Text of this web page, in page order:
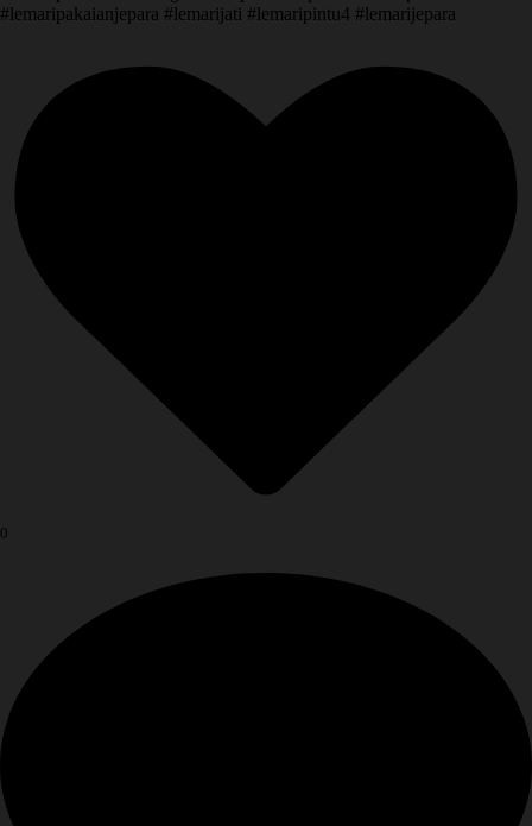
#lemaripakaianjepara #lemarijati #lemaripintu4 #lemarijepara
0